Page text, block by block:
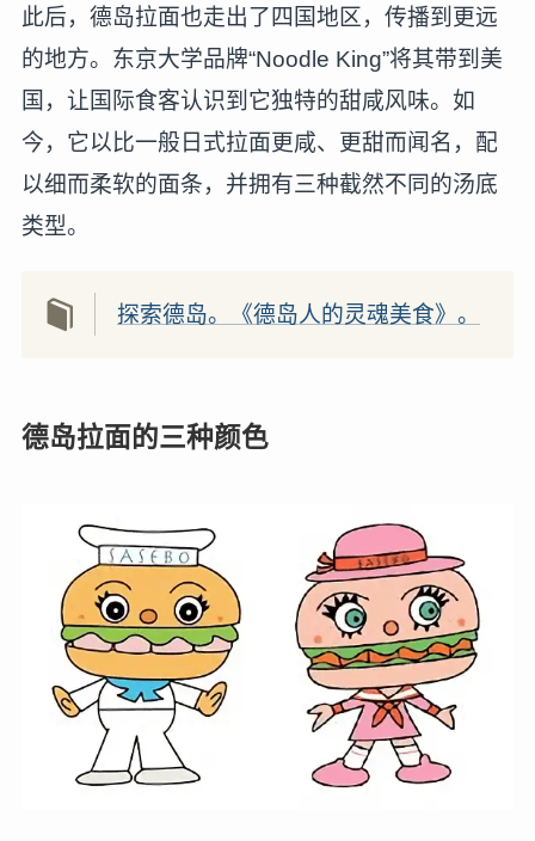
此后，德岛拉面也走出了四国地区，传播到更远
的地方。东京大学品牌“Noodle King”将其带到美
国，让国际食客认识到它独特的甜咸风味。如
今，它以比一般日式拉面更咸、更甜而闻名，配
以细而柔软的面条，并拥有三种截然不同的汤底
类型。
探索德岛。《德岛人的灵魂美食》。
德岛拉面的三种颜色